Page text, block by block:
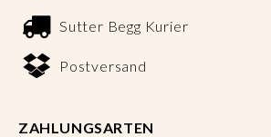
Sutter Begg Kurier
Postversand
ZAHLUNGSARTEN